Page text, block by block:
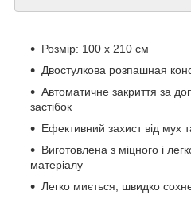
Розмір: 100 х 210 см
Двостулкова розпашная
Автоматичне закриття за
застібок
Ефективний захист від мух
Виготовлена з міцного і
матеріалу
Легко миється, швидко